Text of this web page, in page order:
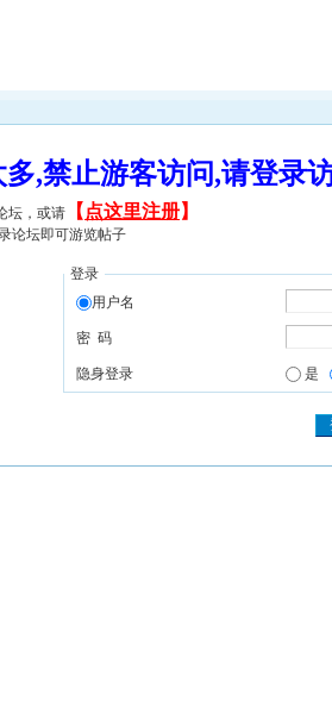
多,禁止游客访问,请登
坛，或请 【 点这里注册】
论坛即可游览帖子
登录
用户名
密 码
隐身登录 是